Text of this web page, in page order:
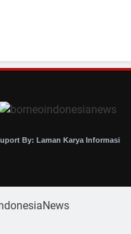
By: Laman Karya Informasi